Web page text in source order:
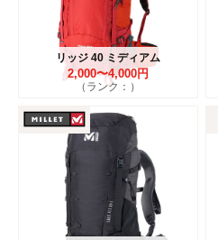
リッジ 40 ミディアム
2,000〜4,000円
（ランク：）